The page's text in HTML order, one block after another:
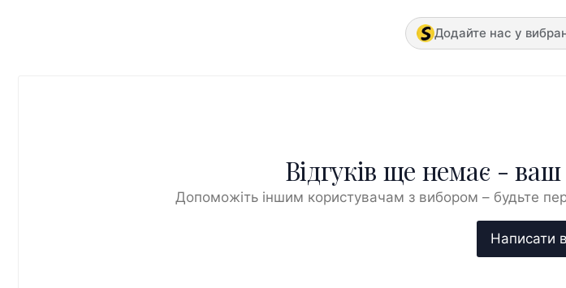
Додайте нас у
Відгуків ще немає -
Допоможіть іншим користувачам з вибором – будьте